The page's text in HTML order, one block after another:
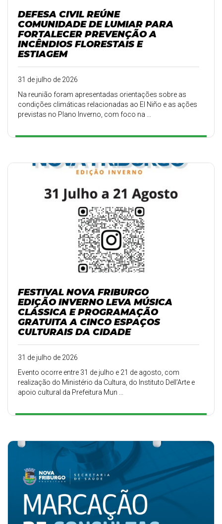
DEFESA CIVIL REÚNE
COMUNIDADE DE LUMIAR PARA
FORTALECER PREVENÇÃO A
INCÊNDIOS FLORESTAIS E
ESTIAGEM
31 de julho de 2026
Na reunião foram apresentadas orientações sobre as
condições climáticas relacionadas ao El Niño e as ações
previstas no Plano Inverno, com foco na ...
FESTIVAL NOVA FRIBURGO
EDIÇÃO INVERNO LEVA MÚSICA
CLÁSSICA E PROGRAMAÇÃO
GRATUITA A CINCO ESPAÇOS
CULTURAIS DA CIDADE
31 de julho de 2026
Evento ocorre entre 31 de julho e 21 de agosto, com
realização do Ministério da Cultura, do Instituto Dell’Arte e
apoio cultural da Prefeitura Mun ...